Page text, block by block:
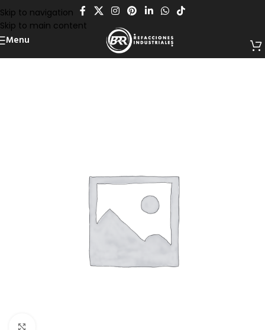
Skip to navigation
Skip to main content
Menu